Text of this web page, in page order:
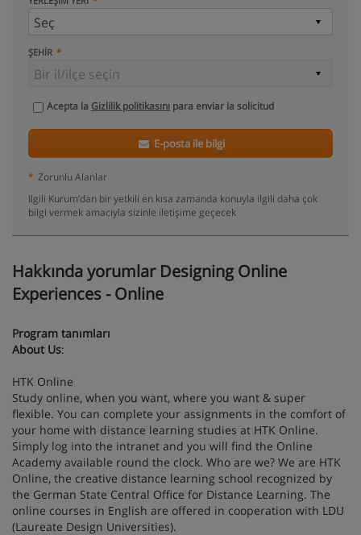
ŞEHIR
Acepta la Gizlilik politikasını para enviar la solicitud
E-posta ile bilgi
* Zorunlu Alanlar
Ilgili Kurum’dan bir yetkili en kısa zamanda konuyla ilgili daha çok
bilgi vermek amacıyla sizinle iletişime geçecek
Hakkında yorumlar Designing Online
Experiences - Online
Program tanımları
About Us:
HTK Online
Study online, when you want, where you want & super
flexible. You can complete your assignments in the comfort of
your home with distance learning studies at HTK Online.
Simply log into the intranet and you will find the Online
Academy available round the clock. Who are we? We are HTK
Online, the creative distance learning school recognized by
the German State Central Office for Distance Learning. The
online courses in English are offered in cooperation with LDU
(Laureate Design Universities).